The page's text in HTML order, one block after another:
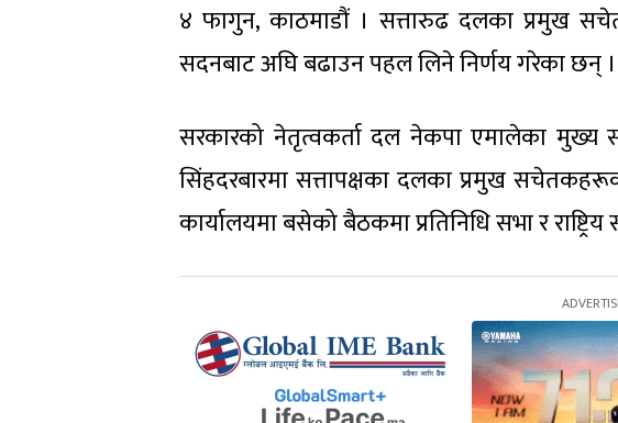
४ फागुन, काठमाडौं । सत्तारुढ दलका प्रमुख
सदनबाट अघि बढाउन पहल लिने निर्णय गरेका छन् ।
सरकारको नेतृत्वकर्ता दल नेकपा एमालेका मुख्य
सिंहदरबारमा सत्तापक्षका दलका प्रमुख
कार्यालयमा बसेको बैठकमा प्रतिनिधि सभा र